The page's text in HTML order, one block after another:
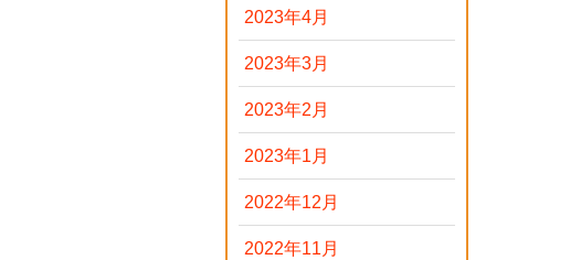
2023年4月
2023年3月
2023年2月
2023年1月
2022年12月
2022年11月